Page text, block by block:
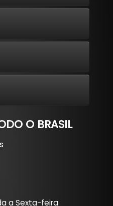
O BRASIL
a Sexta-feira